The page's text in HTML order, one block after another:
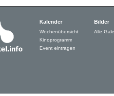
Kalender
Wochenübersicht
Kinoprogramm
Event eintragen
Bilder
Alle